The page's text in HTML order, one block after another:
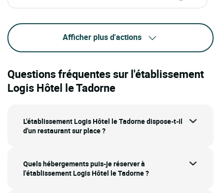
Afficher plus d'actions
Questions fréquentes sur l'établissement
Logis Hôtel le Tadorne
L'établissement Logis Hôtel le Tadorne dispose-t-il
d'un restaurant sur place ?
Quels hébergements puis-je réserver à
l'établissement Logis Hôtel le Tadorne ?